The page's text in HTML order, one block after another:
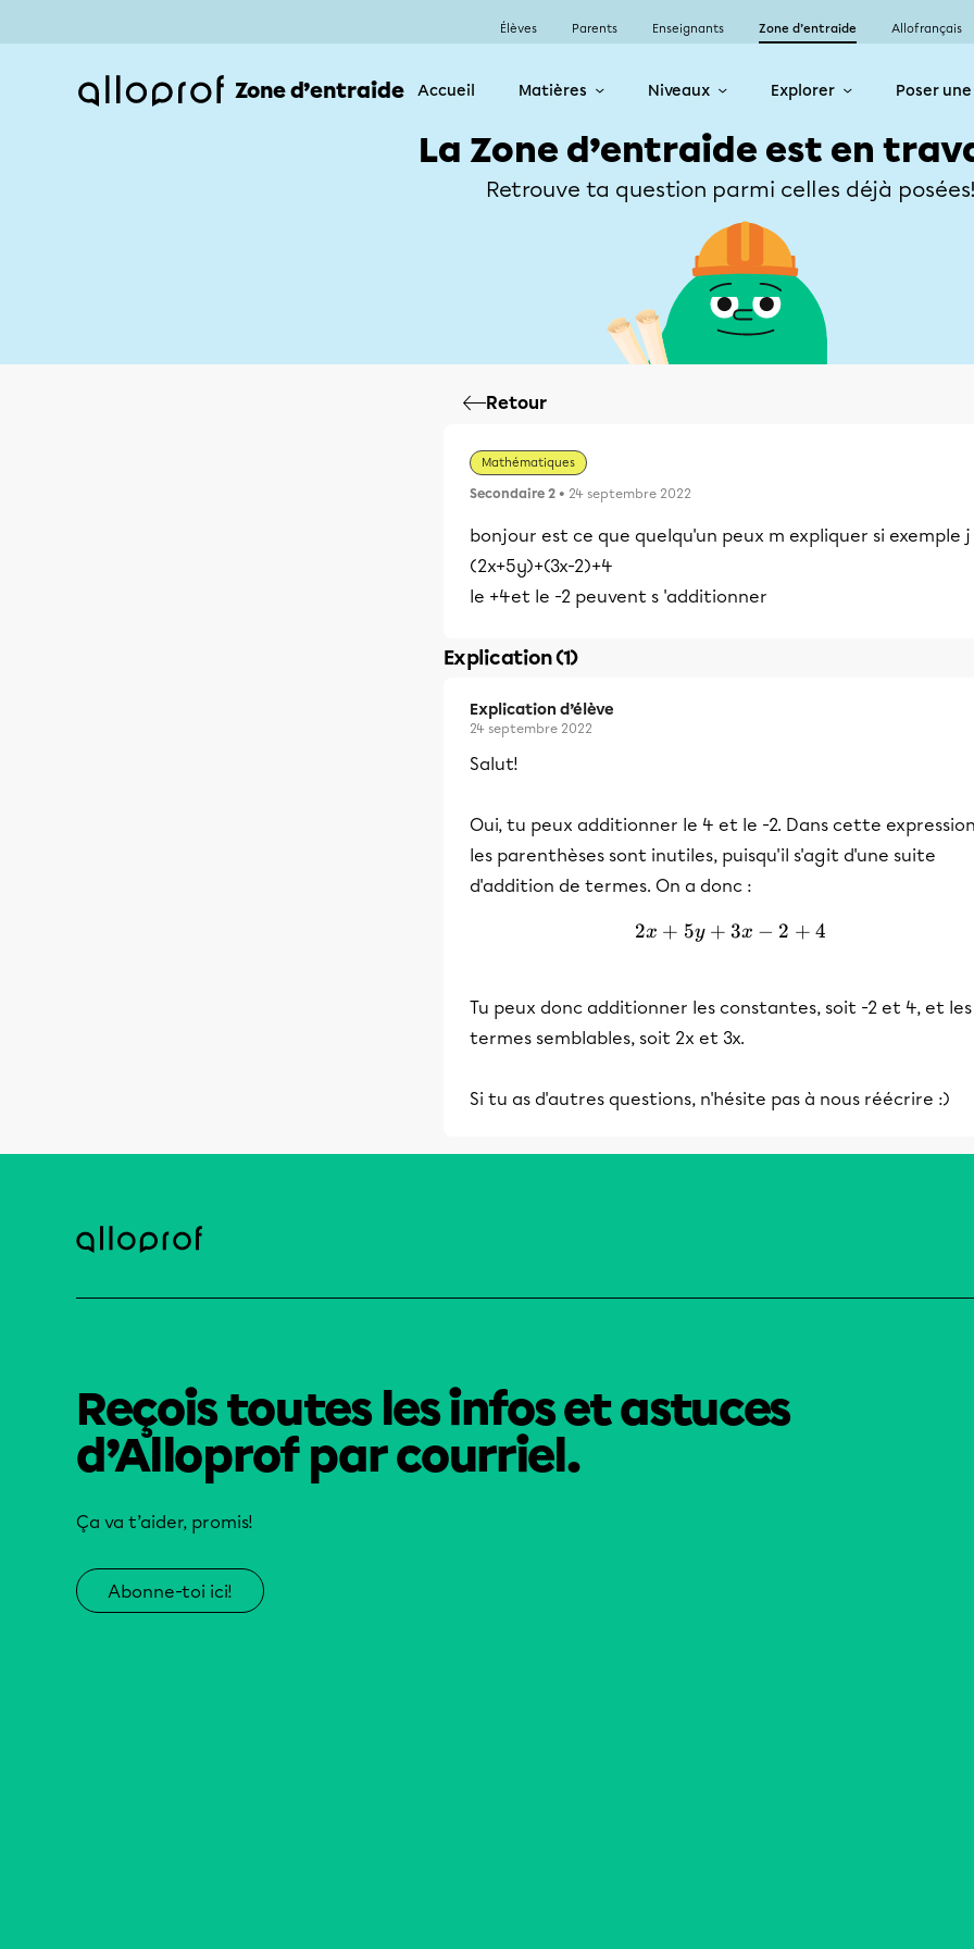
Élèves Parents Enseignants Zone d’entraide Allofrançais
Zone d’entraide Accueil Matières Niveaux Explorer Poser
La Zone d’entraide est en
Retrouve ta question parmi celles déjà
Retour
Mathématiques
Secondaire 2 • 24 septembre 2022
bonjour est ce que quelqu'un peux m expliquer si exemple j
(2x+5y)+(3x-2)+4
le +4et le -2 peuvent s 'additionner
Explication (1)
Explication d’élève
24 septembre 2022
Salut!
Oui, tu peux additionner le 4 et le -2. Dans cette
les parenthèses sont inutiles, puisqu'il s'agit d'une suite
d'addition de termes. On a donc :
2x+5y+3x-2+4
2x + 5y + 3x − 2 + 4
Tu peux donc additionner les constantes, soit -2 et 4, et les
termes semblables, soit 2x et 3x.
Si tu as d'autres questions, n'hésite pas à nous réécrire :)
Reçois toutes les infos et astuces
d’Alloprof par courriel.
Ça va t’aider, promis!
Abonne-toi ici!